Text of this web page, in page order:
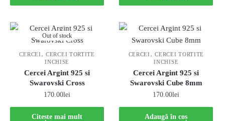
Out of stock
CERCEI ,CERCEI TORTITE
INCHISE
Cercei Argint 925 si
Swarovski Cross
170.00lei
Citește mai mult
CERCEI ,CERCEI TORTITE
INCHISE
Cercei Argint 925 si
Swarovski Cube 8mm
170.00lei
Adaugă în coș